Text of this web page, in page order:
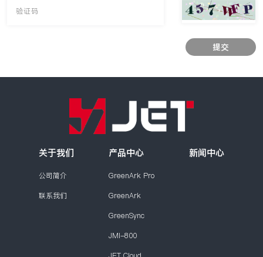
提交
关于我们
公司简介
联系我们
产品中心
GreenArk Pro
GreenArk
GreenSync
JMI-800
新闻中心